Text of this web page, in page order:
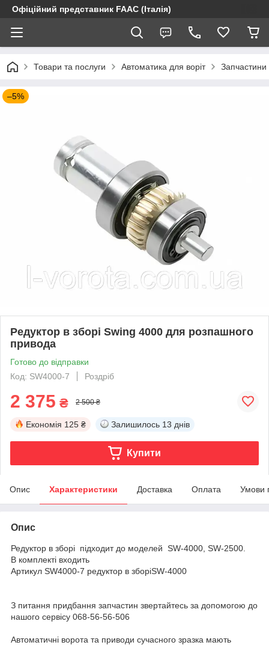
Офіційний представник FAAC (Італія)
Товари та послуги Автоматика для воріт Запчастини
–5%
Редуктор в зборі Swing 4000 для розпашного
привода
Готово до відправки
Код: SW4000-7
Роздріб
2 375 ₴ 2 500 ₴
Економія 125 ₴ Залишилось 13 днів
Купити
Опис Характеристики Доставка Оплата Умови
Опис
Редуктор в зборі підходит до моделей SW-4000, SW-2500.
В комплекті входить
Артикул SW4000-7 редуктор в зборіSW-4000
З питання придбання запчастин звертайтесь за допомогою до
нашого сервісу 068-56-56-506
Автоматичні ворота та приводи сучасного зразка мають